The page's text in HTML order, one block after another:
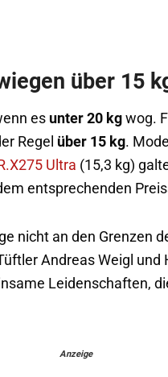
über 15
es unter 20 kg wog.
Regel über 15 kg.
Ultra (15,3 kg)
entsprechenden
nicht an den Grenzen
Andreas Weigl und
Leidenschaften,
Anzeige